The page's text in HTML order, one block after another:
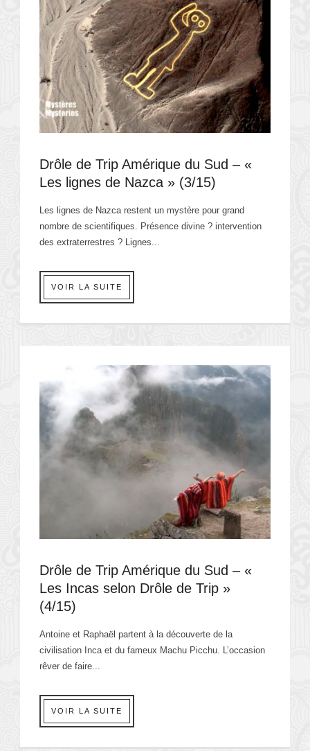
Drôle de Trip Amérique du Sud – «
Les lignes de Nazca » (3/15)
Les lignes de Nazca restent un mystère pour grand
nombre de scientifiques. Présence divine ? intervention
des extraterrestres ? Lignes...
VOIR LA SUITE
Drôle de Trip Amérique du Sud – «
Les Incas selon Drôle de Trip »
(4/15)
Antoine et Raphaël partent à la découverte de la
civilisation Inca et du fameux Machu Picchu. L’occasion
rêver de faire...
VOIR LA SUITE